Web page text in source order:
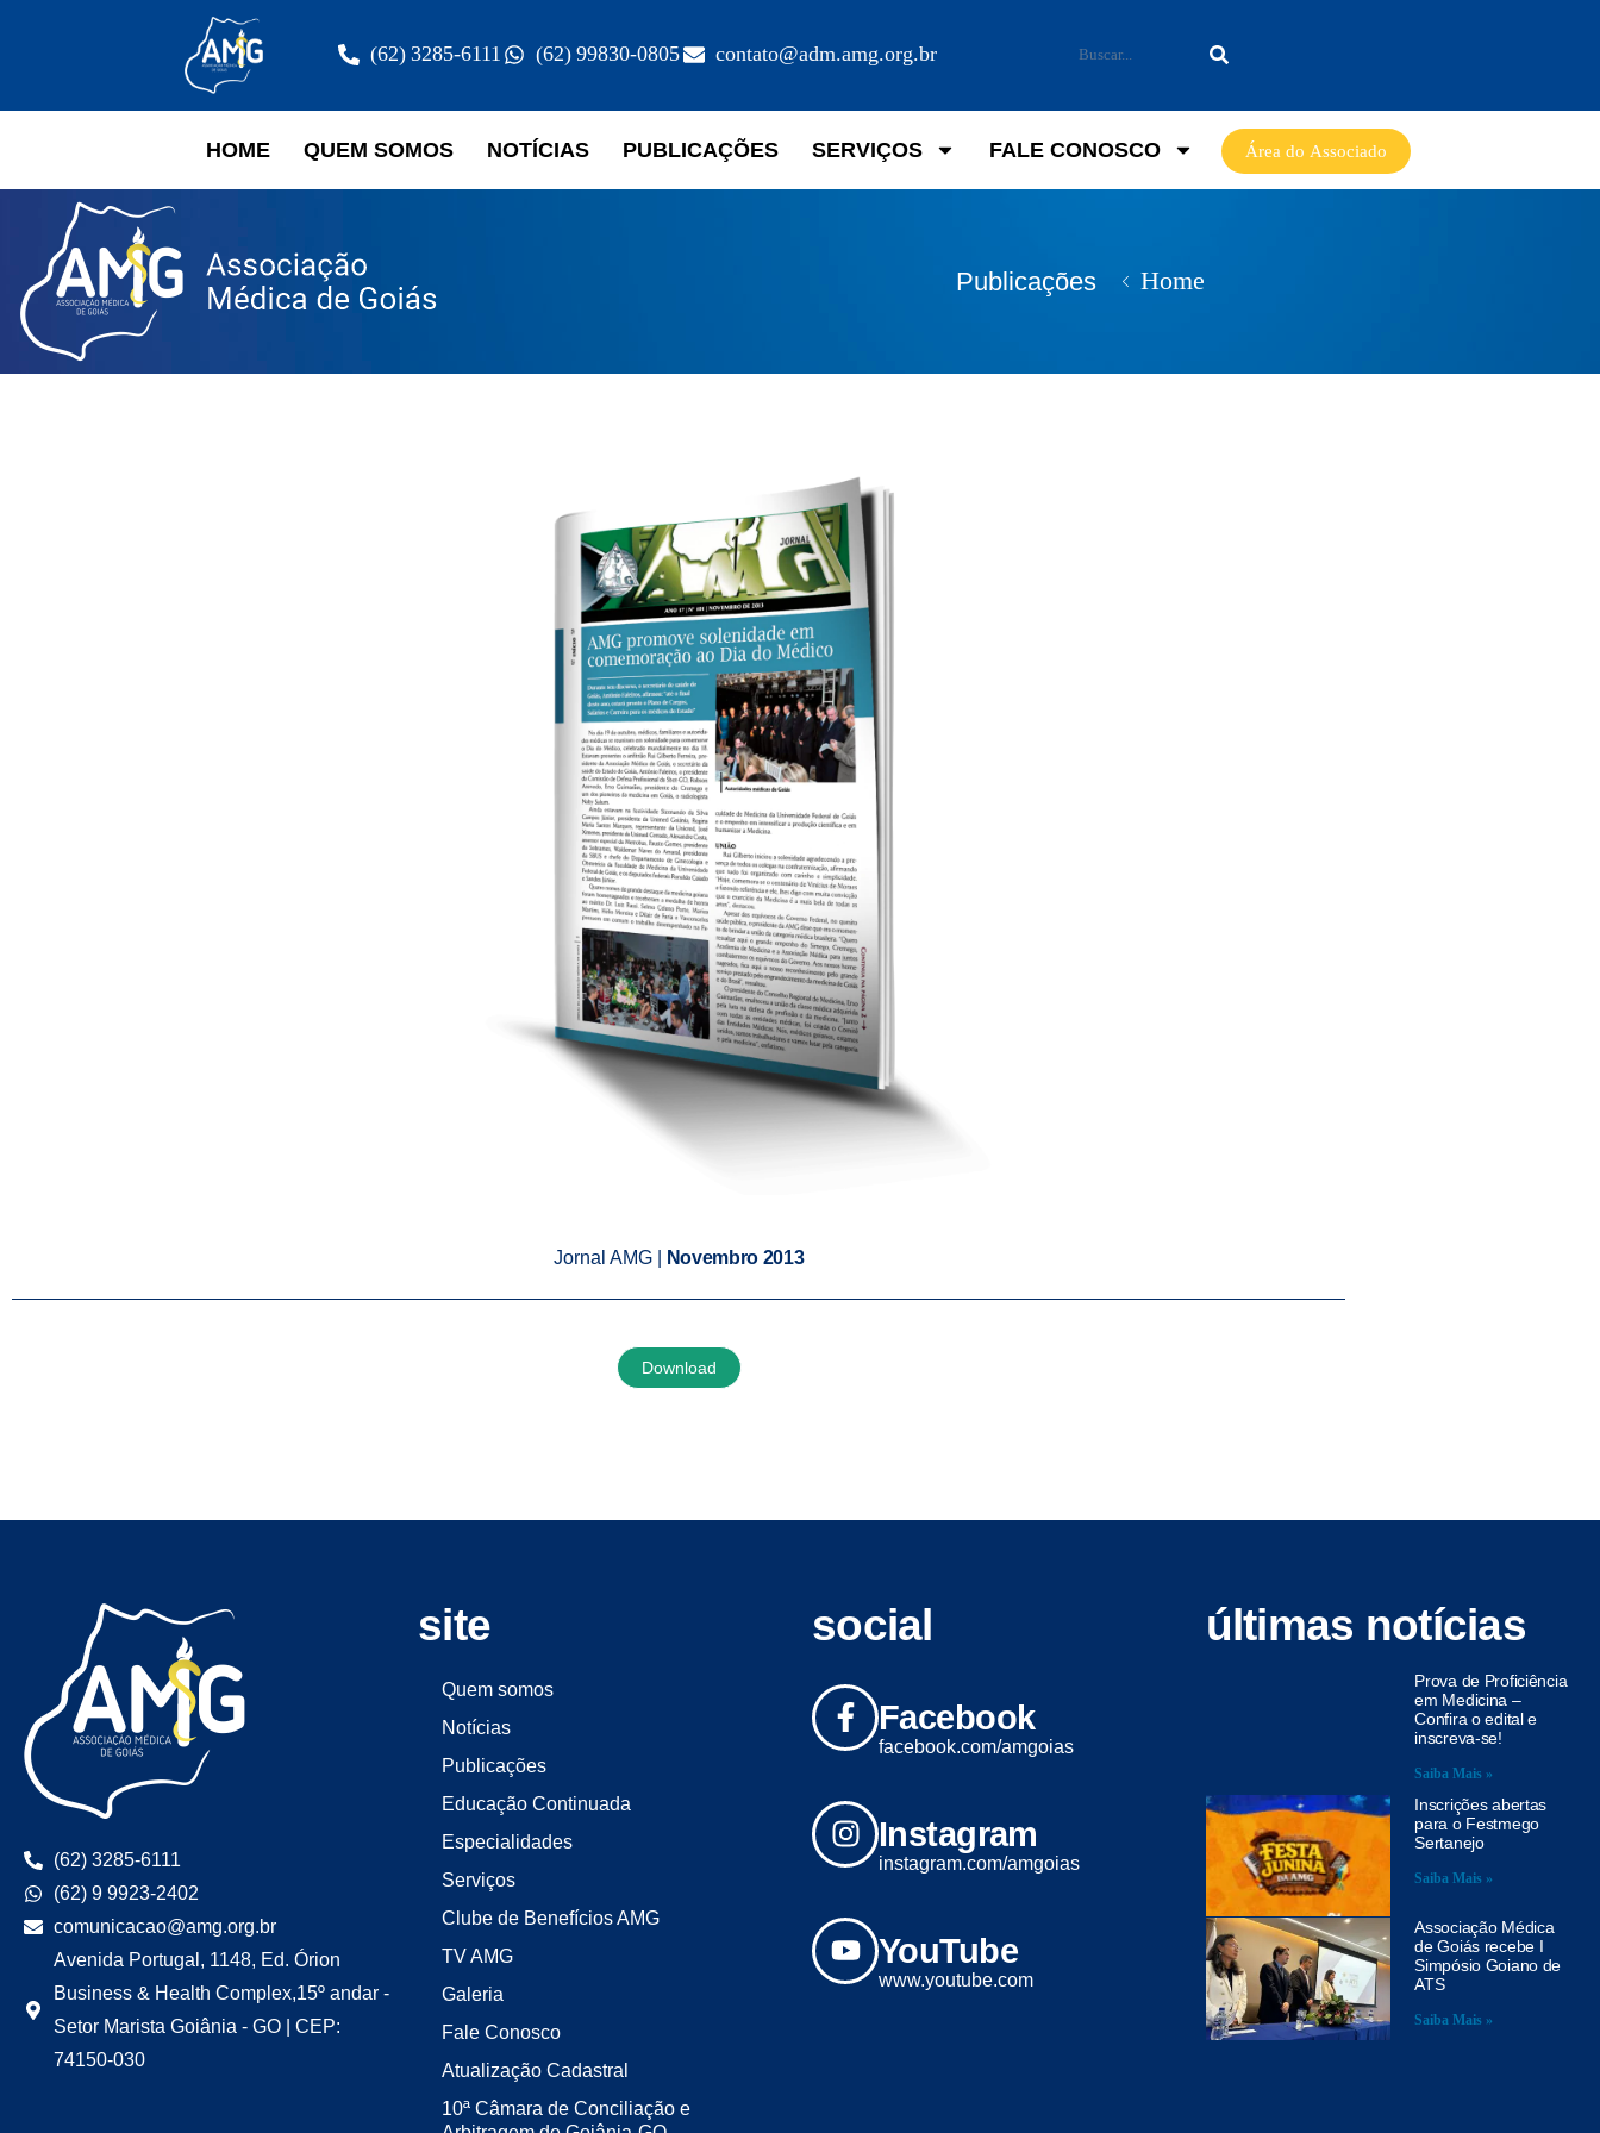
(62) 3285-6111 (62) 99830-0805 contato@adm.amg.org.br
HOME QUEM SOMOS NOTÍCIAS PUBLICAÇÕES SERVIÇOS FALE CONOSCO Área do Associado
Publicações Home
Jornal AMG | Novembro 2013
Download
(62) 3285-6111
(62) 9 9923-2402
comunicacao@amg.org.br
Avenida Portugal, 1148, Ed. Órion
Business & Health Complex,15º andar -
Setor Marista Goiânia - GO | CEP:
74150-030
site
Quem somos
Notícias
Publicações
Educação Continuada
Especialidades
Serviços
Clube de Benefícios AMG
TV AMG
Galeria
Fale Conosco
Atualização Cadastral
10ª Câmara de Conciliação e
social
Facebook
facebook.com/amgoias
Instagram
instagram.com/amgoias
YouTube
www.youtube.com
últimas notícias
Prova de Proficiência
em Medicina –
Confira o edital e
inscreva-se!
Saiba Mais »
Inscrições abertas
para o Festmego
Sertanejo
Saiba Mais »
Associação Médica
de Goiás recebe I
Simpósio Goiano de
ATS
Saiba Mais »